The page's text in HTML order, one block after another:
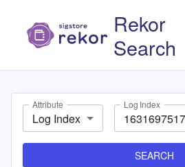
Rekor
Search
Attribute
Log Index
Log Index
SEARCH